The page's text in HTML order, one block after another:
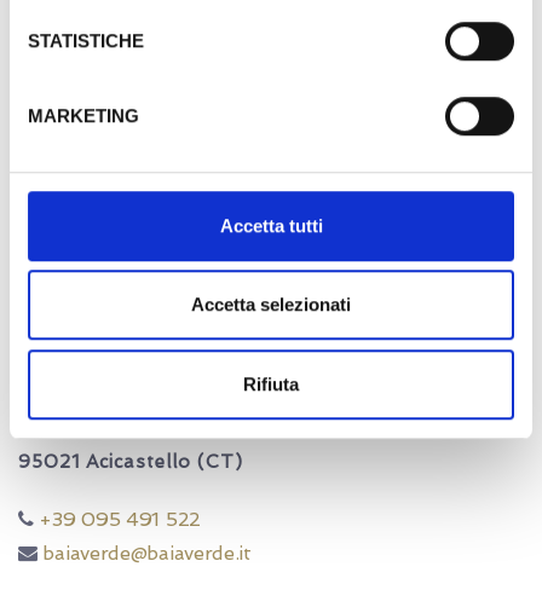
STATISTICHE
MARKETING
Accetta tutti
Accetta selezionati
Rifiuta
Contattaci
Via A. Musco 8/10
95021 Acicastello (CT)
+39 095 491 522
baiaverde@baiaverde.it